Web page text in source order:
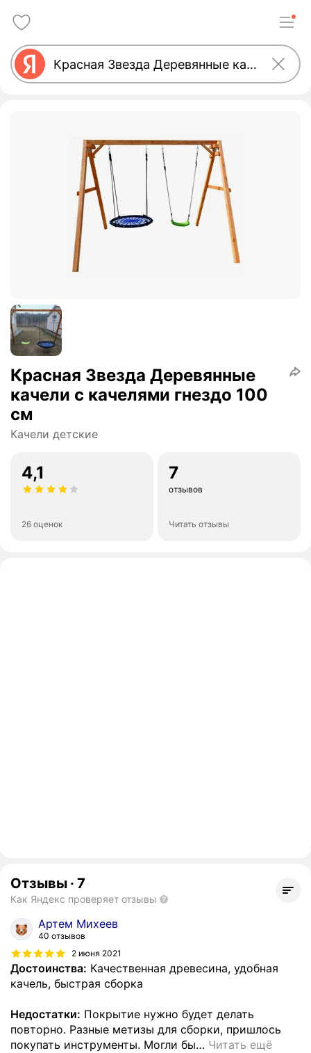
Красная Звезда Деревянные
качели с качелями гнездо 100
см
Качели детские
4,1
26 оценок
7
отзывов
Читать отзывы
Отзывы · 7
Как Яндекс проверяет отзывы
Артем Михеев
40 отзывов
2 июня 2021
Достоинства: Качественная древесина, удобная
качель, быстрая сборка
Недостатки: Покрытие нужно будет делать
повторно. Разные метизы для сборки, пришлось
покупать инструменты. Могли бы… Читать ещё